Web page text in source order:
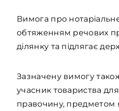
Вимога про
обтяженням речових
ділянку та підлягає
Зазначену вимогу
учасник товариства
правочину, предметом